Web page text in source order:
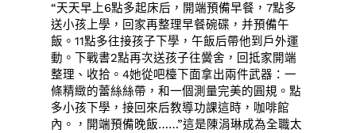
“天天早上6點多起床后，開端預備早餐，7點多
送小孩上學，回家再整理早餐碗碟，并預備午
飯。11點多往接孩子下學，午飯后帶他到戶外運
動。下戰書2點再次送孩子往黌舍，回抵家開端
整理、收拾。4她從吧檯下面拿出兩件武器：一
條精緻的蕾絲絲帶，和一個測量完美的圓規。點
多小孩下學，接回來后教導功課這時，咖啡館
內。，開端預備晚飯……”這是陳涓琳成為全職太